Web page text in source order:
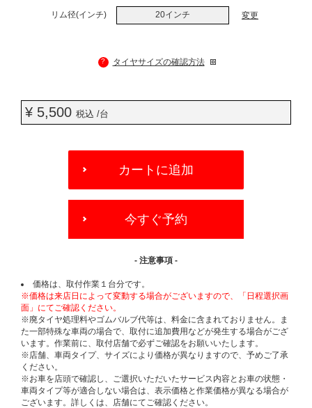
リム径(インチ) 20インチ 変更
? タイヤサイズの確認方法
¥ 5,500 税込 /台
OPTIONS
カートに追加
今すぐ予約
- 注意事項 -
価格は、取付作業１台分です。
※価格は来店日によって変動する場合がございますので、「日程選択画
面」にてご確認ください。
※廃タイヤ処理料やゴムバルブ代等は、料金に含まれておりません。ま
た一部特殊な車両の場合で、取付に追加費用などが発生する場合がござ
います。作業前に、取付店舗で必ずご確認をお願いいたします。
※店舗、車両タイプ、サイズにより価格が異なりますので、予めご了承
ください。
※お車を店頭で確認し、ご選択いただいたサービス内容とお車の状態・
車両タイプ等が適合しない場合は、表示価格と作業価格が異なる場合が
ございます。詳しくは、店舗にてご確認ください。